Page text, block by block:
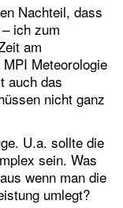
Nachteil, dass
ich zum
am
Meteorologie
auch das
nicht ganz
U.a. sollte die
sein. Was
wenn man die
umlegt?